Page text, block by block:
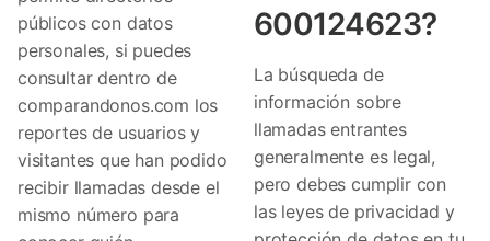
públicos con datos
personales, si puedes
consultar dentro de
comparandonos.com los
reportes de usuarios y
visitantes que han podido
recibir llamadas desde el
mismo número para
600124623?
La búsqueda de
información sobre
llamadas entrantes
generalmente es legal,
pero debes cumplir con
las leyes de privacidad y